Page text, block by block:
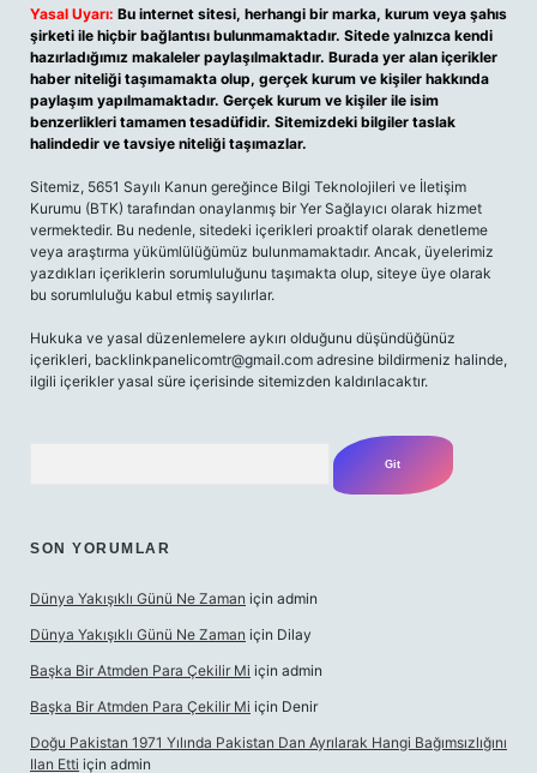
Yasal Uyarı: Bu internet sitesi, herhangi bir marka, kurum veya şahıs
şirketi ile hiçbir bağlantısı bulunmamaktadır. Sitede yalnızca kendi
hazırladığımız makaleler paylaşılmaktadır. Burada yer alan içerikler
haber niteliği taşımamakta olup, gerçek kurum ve kişiler hakkında
paylaşım yapılmamaktadır. Gerçek kurum ve kişiler ile isim
benzerlikleri tamamen tesadüfidir. Sitemizdeki bilgiler taslak
halindedir ve tavsiye niteliği taşımazlar.
Sitemiz, 5651 Sayılı Kanun gereğince Bilgi Teknolojileri ve İletişim
Kurumu (BTK) tarafından onaylanmış bir Yer Sağlayıcı olarak hizmet
vermektedir. Bu nedenle, sitedeki içerikleri proaktif olarak denetleme
veya araştırma yükümlülüğümüz bulunmamaktadır. Ancak, üyelerimiz
yazdıkları içeriklerin sorumluluğunu taşımakta olup, siteye üye olarak
bu sorumluluğu kabul etmiş sayılırlar.
Hukuka ve yasal düzenlemelere aykırı olduğunu düşündüğünüz
içerikleri, backlinkpanelicomtr@gmail.com adresine bildirmeniz halinde,
ilgili içerikler yasal süre içerisinde sitemizden kaldırılacaktır.
SON YORUMLAR
Dünya Yakışıklı Günü Ne Zaman için admin
Dünya Yakışıklı Günü Ne Zaman için Dilay
Başka Bir Atmden Para Çekilir Mi için admin
Başka Bir Atmden Para Çekilir Mi için Denir
Doğu Pakistan 1971 Yılında Pakistan Dan Ayrılarak Hangi Bağımsızlığını
Ilan Etti için admin